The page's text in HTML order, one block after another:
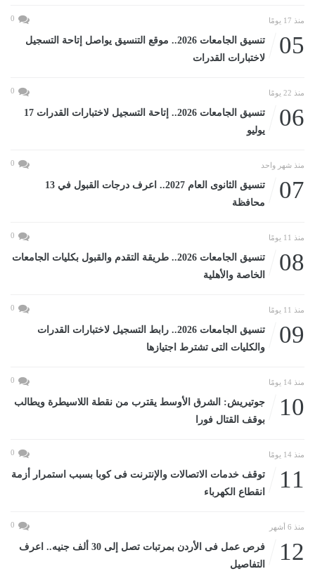
منذ 17 يومًا 0
05
تنسيق الجامعات 2026.. موقع التنسيق يواصل إتاحة التسجيل
لاختبارات القدرات
منذ 22 يومًا 0
06
تنسيق الجامعات 2026.. إتاحة التسجيل لاختبارات القدرات 17
يوليو
منذ شهر واحد 0
07
تنسيق الثانوى العام 2027.. اعرف درجات القبول في 13
محافظة
منذ 11 يومًا 0
08
تنسيق الجامعات 2026.. طريقة التقدم والقبول بكليات الجامعات
الخاصة والأهلية
منذ 11 يومًا 0
09
تنسيق الجامعات 2026.. رابط التسجيل لاختبارات القدرات
والكليات التى تشترط اجتيازها
منذ 14 يومًا 0
10
جوتيريش: الشرق الأوسط يقترب من نقطة اللاسيطرة ويطالب
بوقف القتال فورا
منذ 14 يومًا 0
11
توقف خدمات الاتصالات والإنترنت فى كوبا بسبب استمرار أزمة
انقطاع الكهرباء
منذ 6 أشهر 0
12
فرص عمل فى الأردن بمرتبات تصل إلى 30 ألف جنيه.. اعرف
التفاصيل